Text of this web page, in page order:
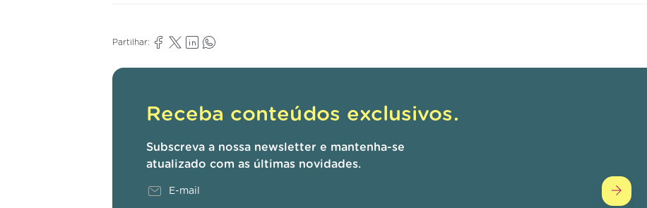
Partilhar:
Receba conteúdos exclusivos.
Subscreva a nossa newsletter e mantenha-se
atualizado com as últimas novidades.